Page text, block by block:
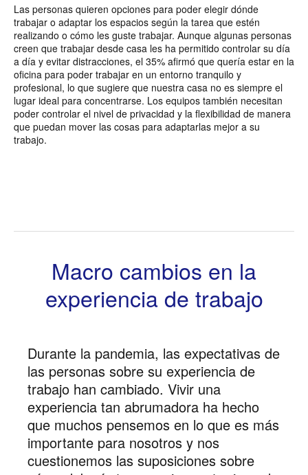
Las personas quieren opciones para poder elegir dónde
trabajar o adaptar los espacios según la tarea que estén
realizando o cómo les guste trabajar. Aunque algunas personas
creen que trabajar desde casa les ha permitido controlar su día
a día y evitar distracciones, el 35% afirmó que quería estar en la
oficina para poder trabajar en un entorno tranquilo y
profesional, lo que sugiere que nuestra casa no es siempre el
lugar ideal para concentrarse. Los equipos también necesitan
poder controlar el nivel de privacidad y la flexibilidad de manera
que puedan mover las cosas para adaptarlas mejor a su
trabajo.
Macro cambios en la
experiencia de trabajo
Durante la pandemia, las expectativas de
las personas sobre su experiencia de
trabajo han cambiado. Vivir una
experiencia tan abrumadora ha hecho
que muchos pensemos en lo que es más
importante para nosotros y nos
cuestionemos las suposiciones sobre